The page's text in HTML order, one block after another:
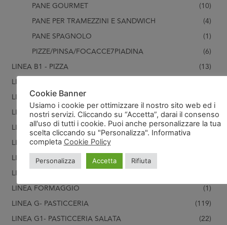
PANE GOURMET
(10)
PANE PER TRAMEZZINI E SANDWICH
(4)
PANE SPAGNOLO
(1)
PIZZE/PINSA/FOCACCE7PIADINA
(6)
LINEA B1 - PIZZA
(13)
LINEA C HAPPY HOUR
LINEA C1- SNACK
LINEA CARNE MAIALE
(1)
LINEA D- CARNI
(21)
LINEA E- PATATE
LINEA E2- VERDURA
LINEA F- CREME
LINEA FORMAGGIO
(1)
LINEA G- PASTICCERIA
(119)
LINEA G1- PASTICCERIA SALATA
(22)
Cookie Banner
Usiamo i cookie per ottimizzare il nostro sito web ed i
nostri servizi. Cliccando su “Accetta”, darai il consenso
all'uso di tutti i cookie. Puoi anche personalizzare la tua
scelta cliccando su "Personalizza". Informativa
completa Cookie Policy
Personalizza Accetta Rifiuta